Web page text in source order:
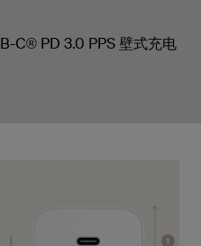
C® PD 3.0 PPS 壁式充电